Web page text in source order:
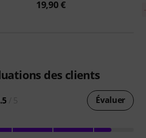
19,90 €
des clients
Évaluer